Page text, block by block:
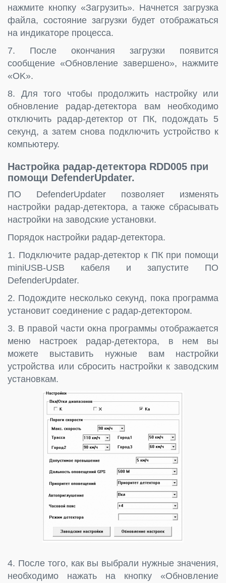
нажмите кнопку «Загрузить». Начнется загрузка
файла, состояние загрузки будет отображаться
на индикаторе процесса.
7. После окончания загрузки появится
сообщение «Обновление завершено», нажмите
«OK».
8. Для того чтобы продолжить настройку или
обновление радар-детектора вам необходимо
отключить радар-детектор от ПК, подождать 5
секунд, а затем снова подключить устройство к
компьютеру.
Настройка радар-детектора RDD005 при
помощи DefenderUpdater.
ПО DefenderUpdater позволяет изменять
настройки радар-детектора, а также сбрасывать
настройки на заводские установки.
Порядок настройки радар-детектора.
1. Подключите радар-детектор к ПК при помощи
miniUSB-USB кабеля и запустите ПО
DefenderUpdater.
2. Подождите несколько секунд, пока программа
установит соединение с радар-детектором.
3. В правой части окна программы отображается
меню настроек радар-детектора, в нем вы
можете выставить нужные вам настройки
устройства или сбросить настройки к заводским
установкам.
4. После того, как вы выбрали нужные значения,
необходимо нажать на кнопку «Обновление